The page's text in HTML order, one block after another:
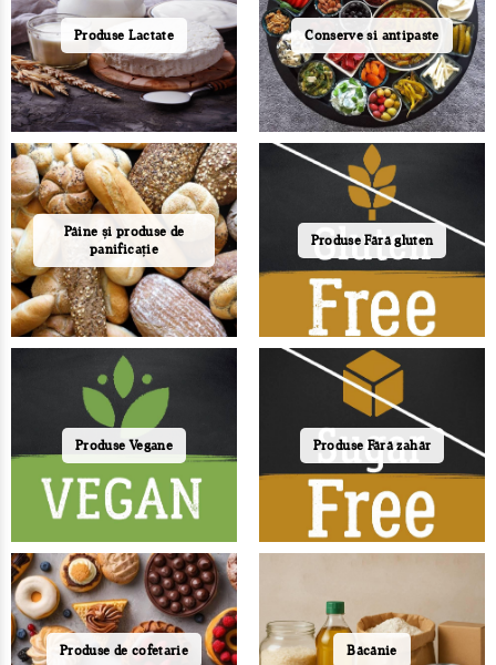
Produse Lactate Conserve si antipaste
Pâine și produse de
panificație
Produse Fără gluten
Produse Vegane Produse Fără zahăr
Produse de cofetarie Băcănie